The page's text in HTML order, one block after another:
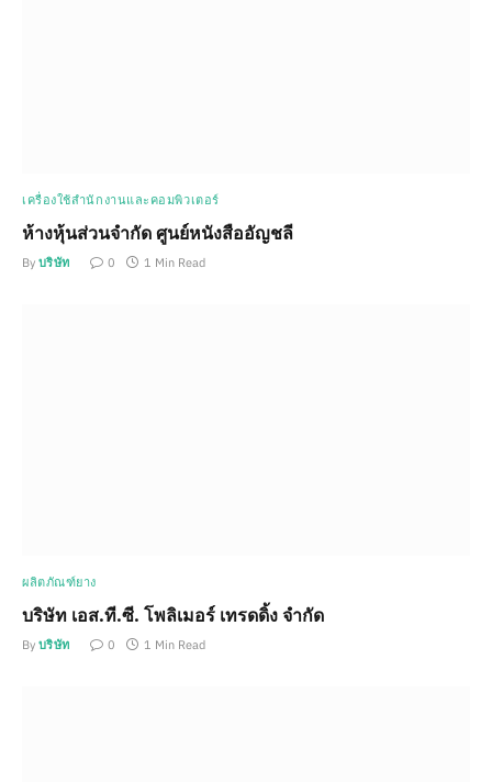
เครื่องใช้สำนักงานและคอมพิวเตอร์
ห้างหุ้นส่วนจำกัด ศูนย์หนังสืออัญชลี
By บริษัท 0 1 Min Read
ผลิตภัณฑ์ยาง
บริษัท เอส.ที.ซี. โพลิเมอร์ เทรดดิ้ง จำกัด
By บริษัท 0 1 Min Read